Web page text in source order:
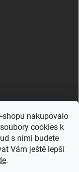
shopu nakupovalo
cookies k
s nimi budete
Vám ještě lepší
.